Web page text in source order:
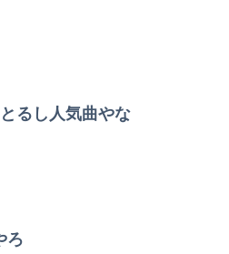
るし人気曲やな
ろ